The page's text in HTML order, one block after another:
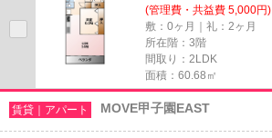
(管理費・共益費 5,000円)
敷：0ヶ月｜礼：2ヶ月
所在階：3階
間取り：2LDK
面積：60.68㎡
賃貸｜アパート MOVE甲子園EAST